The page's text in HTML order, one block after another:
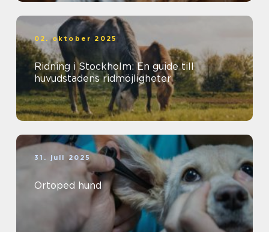
02. oktober 2025
Ridning i Stockholm: En guide till
huvudstadens ridmöjligheter
31. juli 2025
Ortoped hund